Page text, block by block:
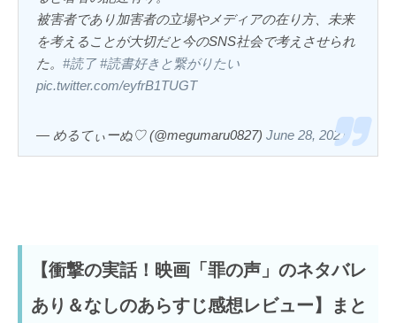
被害者であり加害者の立場やメディアの在り方、未来
を考えることが大切だと今のSNS社会で考えさせられ
た。 #読了 #読書好きと繋がりたい
pic.twitter.com/eyfrB1TUGT
— めるてぃーぬ♡ (@megumaru0827) June 28, 2021
【衝撃の実話！映画「罪の声」のネタバレ
あり＆なしのあらすじ感想レビュー】まと